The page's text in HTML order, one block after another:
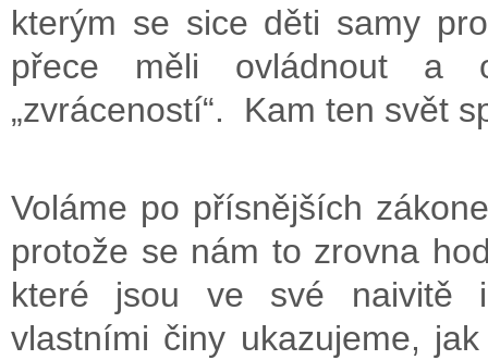
kterým se sice děti samy
přece měli ovládnout a
„zvráceností“. Kam ten svět
Voláme po přísnějších
protože se nám to zrovna
které jsou ve své naivitě
vlastními činy ukazujeme,